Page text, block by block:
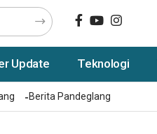
Update Teknologi
Berita Pandeglang